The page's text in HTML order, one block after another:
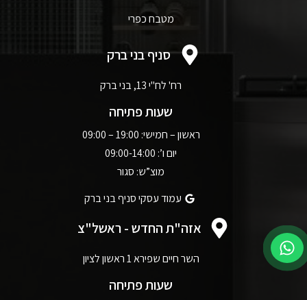
מטבח כפרי
סניף בני ברק
רח' לח"י 13, בני ברק
שעות פתיחה
ראשון – חמישי: 19:00 – 09:00
יום ו’: 09:00-14:00
מוצ”ש: סגור
עמוד עסקי סניף בני ברק
אזה"ת החדש - ראשל"צ
השר חיים שפירא 1 ראשון לציון
שעות פתיחה